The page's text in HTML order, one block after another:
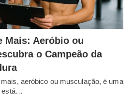
Mais: Aeróbio ou
o Campeão da
aeróbico ou musculação, é uma
está…